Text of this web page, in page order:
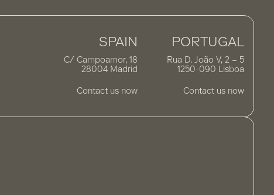
SPAIN
C/ Campoamor, 18
28004 Madrid
Contact us now
PORTUGAL
Rua D. João V, 2 – 5
1250-090 Lisboa
Contact us now